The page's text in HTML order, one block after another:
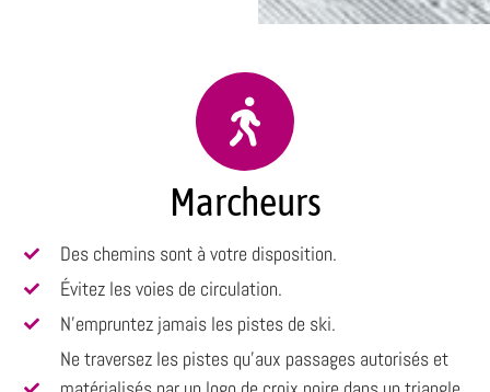
Marcheurs
Des chemins sont à votre disposition.
Évitez les voies de circulation.
N’empruntez jamais les pistes de ski.
Ne traversez les pistes qu’aux passages autorisés et